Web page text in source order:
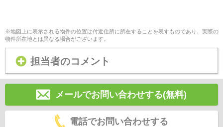
※地図上に表示される物件の位置は付近住所に所在することを表すものであり、実際の
物件所在地とは異なる場合がございます。
担当者のコメント
メールでお問い合わせする(無料)
電話でお問い合わせする